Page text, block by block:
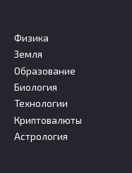
Физика
Земля
Образование
Биология
Технологии
Криптовалюты
Астрология